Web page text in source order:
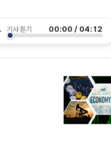
기사 듣기 00:00 / 04:12